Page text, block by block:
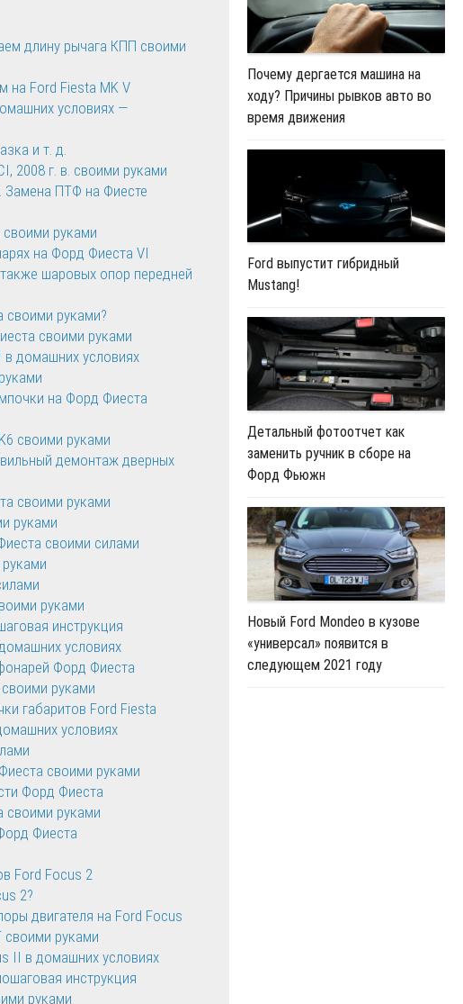
длину рычага КПП своими
на Ford Fiesta MK V
условиях —
и т. д.
2008 г. в. своими руками
Замена ПТФ на Фиесте
руками
на Форд Фиеста VI
шаровых опор передней
своими руками?
своими руками
домашних условиях
на Форд Фиеста
своими руками
демонтаж дверных
своими руками
руками
своими силами
руками
инструкция
условиях
Форд Фиеста
руками
габаритов Ford Fiesta
условиях
своими руками
Форд Фиеста
своими руками
Фиеста
Ford Focus 2
2?
двигателя на Ford Focus
своими руками
II в домашних условиях
инструкция
руками
Почему дергается машина на
ходу? Причины рывков авто во
время движения
Ford выпустит гибридный
Mustang!
Детальный фотоотчет как
заменить ручник в сборе на
Форд Фьюжн
Новый Ford Mondeo в кузове
«универсал» появится в
следующем 2021 году